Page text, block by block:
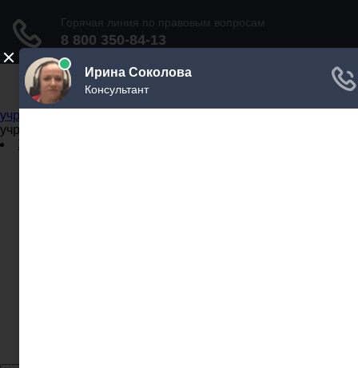
Не официальный справочник государственных
учреждений
учреждений
Задать вопрос юристу